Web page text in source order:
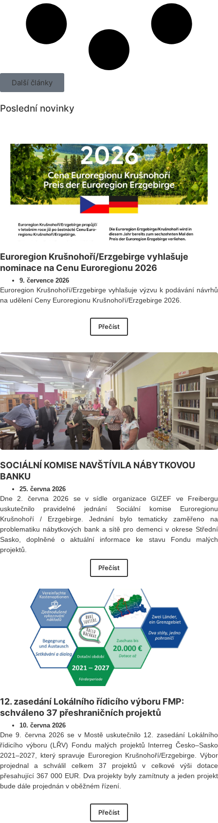
Další články
Poslední novinky
Euroregion Krušnohoří/Erzgebirge vyhlašuje
nominace na Cenu Euroregionu 2026
9. července 2026
Euroregion Krušnohoří/Erzgebirge vyhlašuje výzvu k podávání návrhů
na udělení Ceny Euroregionu Krušnohoří/Erzgebirge 2026.
Přečíst
SOCIÁLNÍ KOMISE NAVŠTÍVILA NÁBYTKOVOU
BANKU
25. června 2026
Dne 2. června 2026 se v sídle organizace GIZEF ve Freibergu
uskutečnilo pravidelné jednání Sociální komise Euroregionu
Krušnohoří / Erzgebirge. Jednání bylo tematicky zaměřeno na
problematiku nábytkových bank a sítě pro demenci v okrese Střední
Sasko, doplněné o aktuální informace ke stavu Fondu malých
projektů.
Přečíst
12. zasedání Lokálního řídicího výboru FMP:
schváleno 37 přeshraničních projektů
10. června 2026
Dne 9. června 2026 se v Mostě uskutečnilo 12. zasedání Lokálního
řídicího výboru (LŘV) Fondu malých projektů Interreg Česko–Sasko
2021–2027, který spravuje Euroregion Krušnohoří/Erzgebirge. Výbor
projednal a schválil celkem 37 projektů v celkové výši dotace
přesahující 367 000 EUR. Dva projekty byly zamítnuty a jeden projekt
bude dále projednán v oběžném řízení.
Přečíst